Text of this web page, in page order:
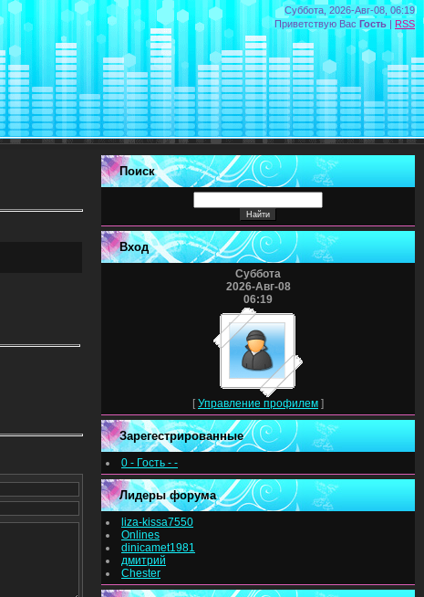
Суббота, 2026-Авг-08, 06:19
Приветствую Вас Гость | RSS
Поиск
Вход
Суббота
2026-Авг-08
06:19
[Управление профилем ]
Зарегестрированные
0 - Гость - -
Лидеры форума
liza-kissa7550
Onlines
dinicamet1981
дмитрий
Chester